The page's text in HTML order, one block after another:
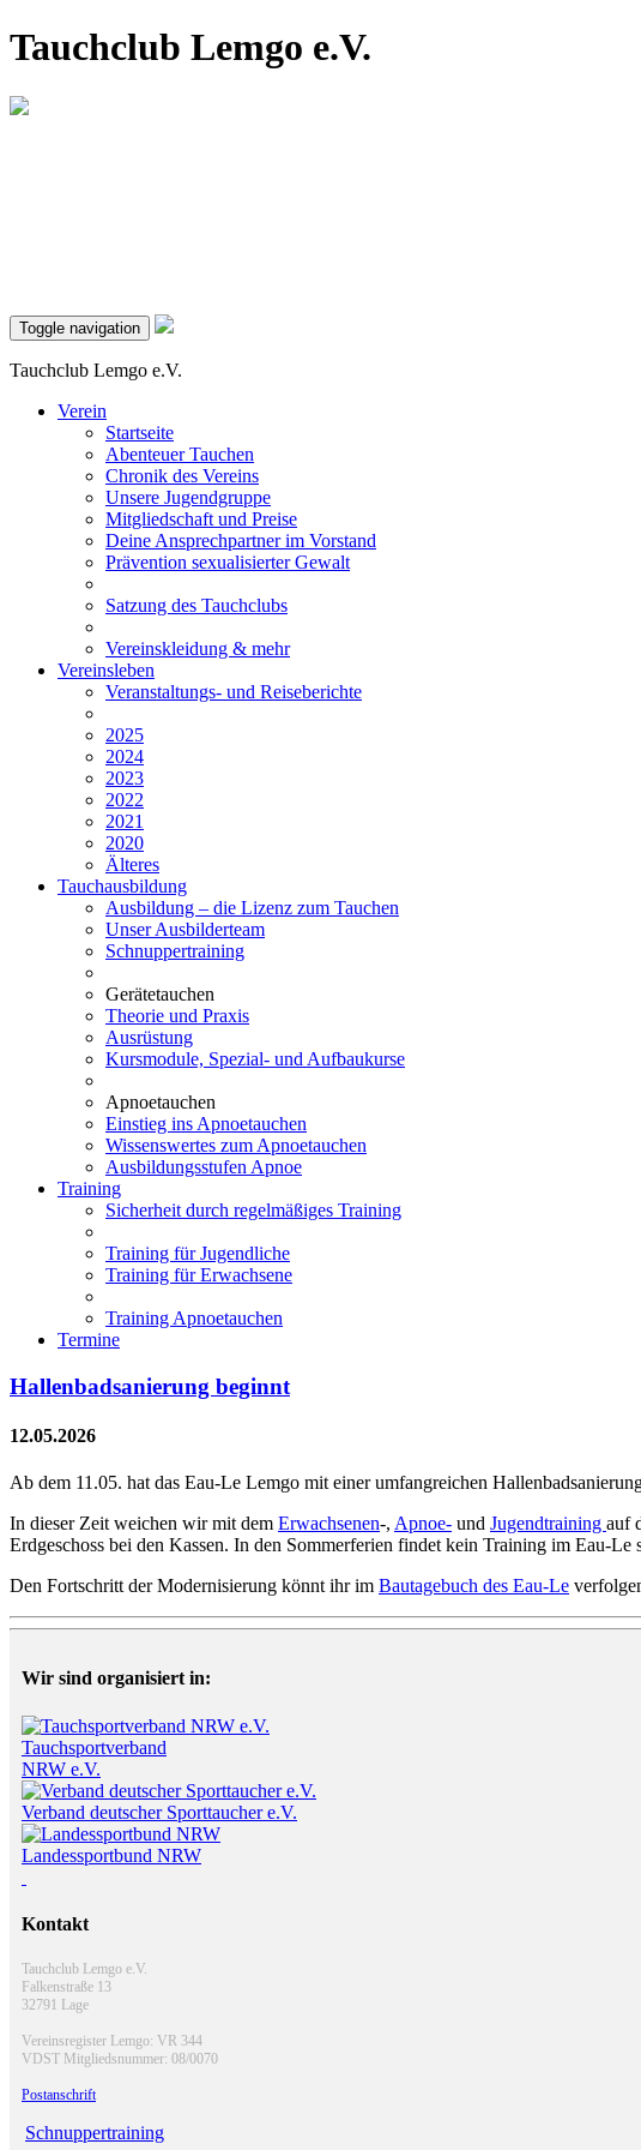
Tauchclub Lemgo e.V.
Toggle navigation
Tauchclub Lemgo e.V.
Verein
Startseite
Abenteuer Tauchen
Chronik des Vereins
Unsere Jugendgruppe
Mitgliedschaft und Preise
Deine Ansprechpartner im Vorstand
Prävention sexualisierter Gewalt
Satzung des Tauchclubs
Vereinskleidung & mehr
Vereinsleben
Veranstaltungs- und Reiseberichte
2025
2024
2023
2022
2021
2020
Älteres
Tauchausbildung
Ausbildung – die Lizenz zum Tauchen
Unser Ausbilderteam
Schnuppertraining
Gerätetauchen
Theorie und Praxis
Ausrüstung
Kursmodule, Spezial- und Aufbaukurse
Apnoetauchen
Einstieg ins Apnoetauchen
Wissenswertes zum Apnoetauchen
Ausbildungsstufen Apnoe
Training
Sicherheit durch regelmäßiges Training
Training für Jugendliche
Training für Erwachsene
Training Apnoetauchen
Termine
Hallenbadsanierung beginnt
12.05.2026
Ab dem 11.05. hat das Eau-Le Lemgo mit einer umfangreichen
In dieser Zeit weichen wir mit dem Erwachsenen-, Apnoe- und Jugendtraining auf
Erdgeschoss bei den Kassen. In den Sommerferien findet kein Training im Eau-
Den Fortschritt der Modernisierung könnt ihr im Bautagebuch des Eau-Le
Wir sind organisiert in:
Tauchsportverband
NRW e.V.
Verband deutscher Sporttaucher e.V.
Landessportbund NRW
Kontakt
Tauchclub Lemgo e.V.
Falkenstraße 13
32791 Lage
Vereinsregister Lemgo: VR 344
VDST Mitgliedsnummer: 08/0070
Postanschrift
Schnuppertraining